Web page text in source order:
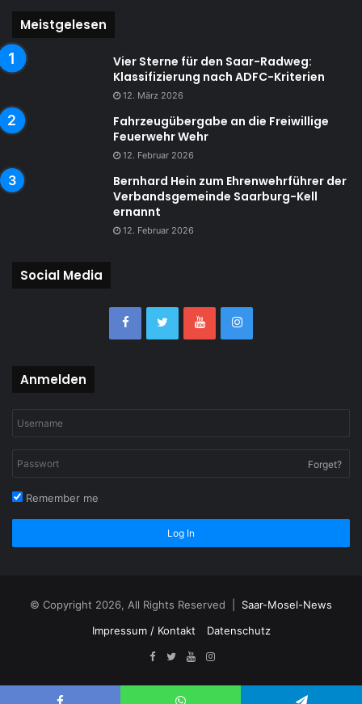
Meistgelesen
Vier Sterne für den Saar-Radweg:
Klassifizierung nach ADFC-Kriterien
12. März 2026
Fahrzeugübergabe an die Freiwillige
Feuerwehr Wehr
12. Februar 2026
Bernhard Hein zum Ehrenwehrführer der
Verbandsgemeinde Saarburg-Kell
ernannt
12. Februar 2026
Social Media
Anmelden
Forget?
Remember me
Log In
© Copyright 2026, All Rights Reserved | Saar-Mosel-News
Impressum / Kontakt
Datenschutz